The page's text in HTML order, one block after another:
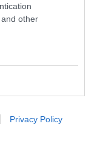
other
Privacy Policy